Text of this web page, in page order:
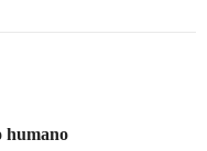
humano